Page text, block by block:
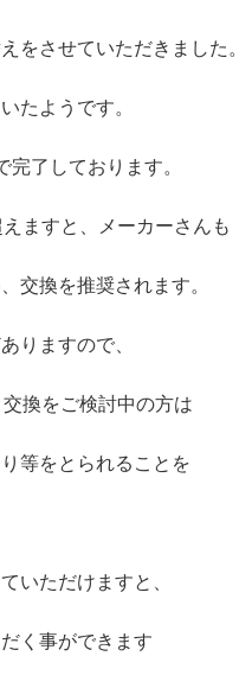
をさせていただきました。
たようです。
了しております。
ますと、メーカーさんも
交換を推奨されます。
りますので、
換をご検討中の方は
等をとられることを
いただけますと、
く事ができます